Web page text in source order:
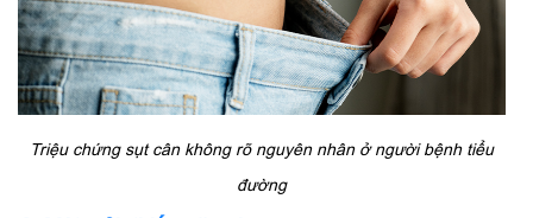
Triệu chứng sụt cân không rõ nguyên nhân ở người bệnh tiểu
đường